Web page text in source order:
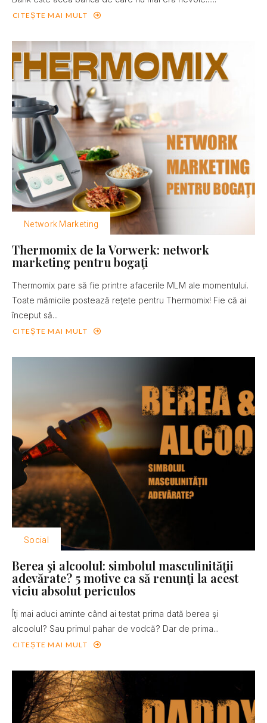
CITEȘTE MAI MULT
Network Marketing
Thermomix de la Vorwerk: network
marketing pentru bogaţi
Thermomix pare să fie printre afacerile MLM ale momentului.
Toate mămicile postează reţete pentru Thermomix! Fie că ai
început să...
CITEȘTE MAI MULT
Social
Berea şi alcoolul: simbolul masculinităţii
adevărate? 5 motive ca să renunţi la acest
viciu absolut periculos
Îţi mai aduci aminte când ai testat prima dată berea şi
alcoolul? Sau primul pahar de vodcă? Dar de prima...
CITEȘTE MAI MULT